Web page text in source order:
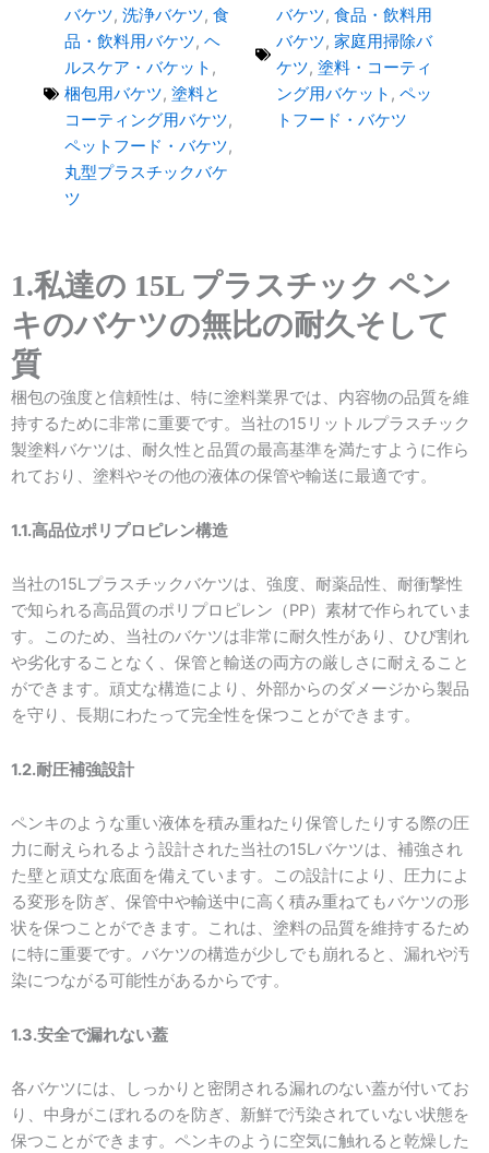
バケツ, 洗浄バケツ, 食
品・飲料用バケツ, ヘ
ルスケア・バケット ,
梱包用バケツ, 塗料と
コーティング用バケツ,
ペットフード・バケツ,
丸型プラスチックバケ
ツ
バケツ, 食品・飲料用
バケツ, 家庭用掃除バ
ケツ, 塗料・コーティ
ング用バケット , ペッ
トフード・バケツ
1.私達の 15L プラスチック ペン
キのバケツの無比の耐久そして
質
梱包の強度と信頼性は、特に塗料業界では、内容物の品質を維
持するために非常に重要です。当社の15リットルプラスチック
製塗料バケツは、耐久性と品質の最高基準を満たすように作ら
れており、塗料やその他の液体の保管や輸送に最適です。
1.1.高品位ポリプロピレン構造
当社の15Lプラスチックバケツは、強度、耐薬品性、耐衝撃性
で知られる高品質のポリプロピレン（PP）素材で作られていま
す。このため、当社のバケツは非常に耐久性があり、ひび割れ
や劣化することなく、保管と輸送の両方の厳しさに耐えること
ができます。頑丈な構造により、外部からのダメージから製品
を守り、長期にわたって完全性を保つことができます。
1.2.耐圧補強設計
ペンキのような重い液体を積み重ねたり保管したりする際の圧
力に耐えられるよう設計された当社の15Lバケツは、補強され
た壁と頑丈な底面を備えています。この設計により、圧力によ
る変形を防ぎ、保管中や輸送中に高く積み重ねてもバケツの形
状を保つことができます。これは、塗料の品質を維持するため
に特に重要です。バケツの構造が少しでも崩れると、漏れや汚
染につながる可能性があるからです。
1.3.安全で漏れない蓋
各バケツには、しっかりと密閉される漏れのない蓋が付いてお
り、中身がこぼれるのを防ぎ、新鮮で汚染されていない状態を
保つことができます。ペンキのように空気に触れると乾燥した